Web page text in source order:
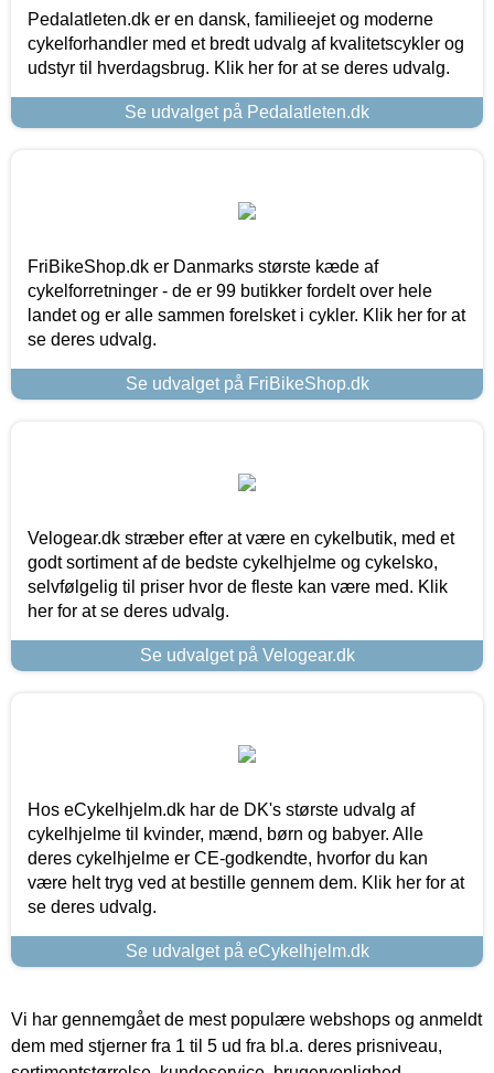
Pedalatleten.dk er en dansk, familieejet og moderne
cykelforhandler med et bredt udvalg af kvalitetscykler og
udstyr til hverdagsbrug. Klik her for at se deres udvalg.
Se udvalget på Pedalatleten.dk
FriBikeShop.dk er Danmarks største kæde af
cykelforretninger - de er 99 butikker fordelt over hele
landet og er alle sammen forelsket i cykler. Klik her for at
se deres udvalg.
Se udvalget på FriBikeShop.dk
Velogear.dk stræber efter at være en cykelbutik, med et
godt sortiment af de bedste cykelhjelme og cykelsko,
selvfølgelig til priser hvor de fleste kan være med. Klik
her for at se deres udvalg.
Se udvalget på Velogear.dk
Hos eCykelhjelm.dk har de DK's største udvalg af
cykelhjelme til kvinder, mænd, børn og babyer. Alle
deres cykelhjelme er CE-godkendte, hvorfor du kan
være helt tryg ved at bestille gennem dem. Klik her for at
se deres udvalg.
Se udvalget på eCykelhjelm.dk
Vi har gennemgået de mest populære webshops og anmeldt
dem med stjerner fra 1 til 5 ud fra bl.a. deres prisniveau,